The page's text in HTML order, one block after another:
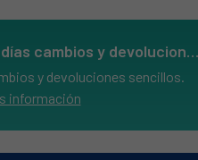
60HZ
60HZ
14 días cambios y devoluciones
y devoluciones sencillos.
información